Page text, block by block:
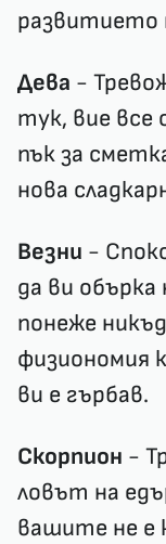
развитието
Дева -
тук, вие все
пък за
нова
Везни -
да ви обърка
понеже
физиономия
ви е гърбав.
Скорпион -
ловът на
вашите не е